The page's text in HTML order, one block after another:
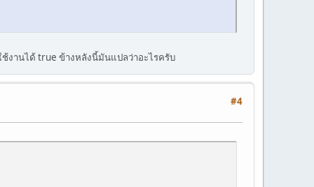
งานได้ true ข้างหลังนี้มันแปลว่าอะไรครับ
#4